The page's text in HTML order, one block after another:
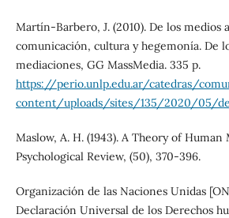
Martín-Barbero, J. (2010). De los medios
comunicación, cultura y hegemonía. De
mediaciones, GG MassMedia. 335 p.
https://perio.unlp.edu.ar/catedras/
content/uploads/sites/135/2020/05/
Maslow, A. H. (1943). A Theory of
Psychological Review, (50), 370-396.
Organización de las Naciones Unidas
Declaración Universal de los Derechos